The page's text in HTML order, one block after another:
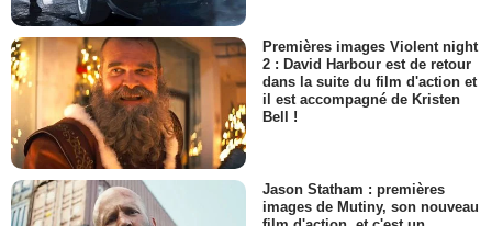
Premières images Violent night
2 : David Harbour est de retour
dans la suite du film d'action et
il est accompagné de Kristen
Bell !
Jason Statham : premières
images de Mutiny, son nouveau